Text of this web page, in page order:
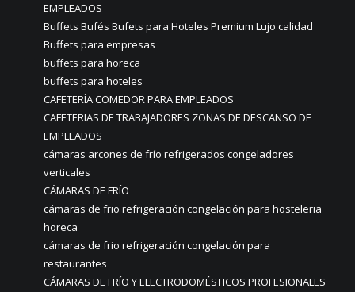
EMPLEADOS
Buffets Bufés Bufets para Hoteles Premium Lujo calidad
Buffets para empresas
buffets para horeca
buffets para hoteles
CAFETERÍA COMEDOR PARA EMPLEADOS
CAFETERIAS DE TRABAJADORES ZONAS DE DESCANSO DE
EMPLEADOS
cámaras arcones de frío refrigerados congeladores
verticales
CÁMARAS DE FRÍO
cámaras de frio refrigeración congelación para hosteleria
horeca
cámaras de frio refrigeración congelación para
restaurantes
CÁMARAS DE FRÍO Y ELECTRODOMÉSTICOS PROFESIONALES